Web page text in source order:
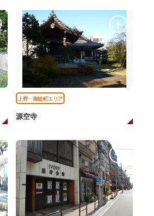
上野・御徒町エリア
源空寺